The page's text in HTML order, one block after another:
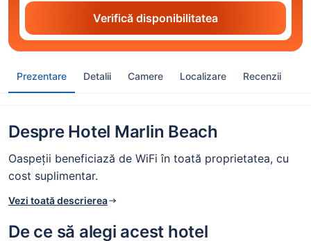
Verifică disponibilitatea
Prezentare Detalii Camere Localizare Recenzii
Despre Hotel Marlin Beach
Oaspeții beneficiază de WiFi în toată proprietatea, cu
cost suplimentar.
Vezi toată descrierea
De ce să alegi acest hotel